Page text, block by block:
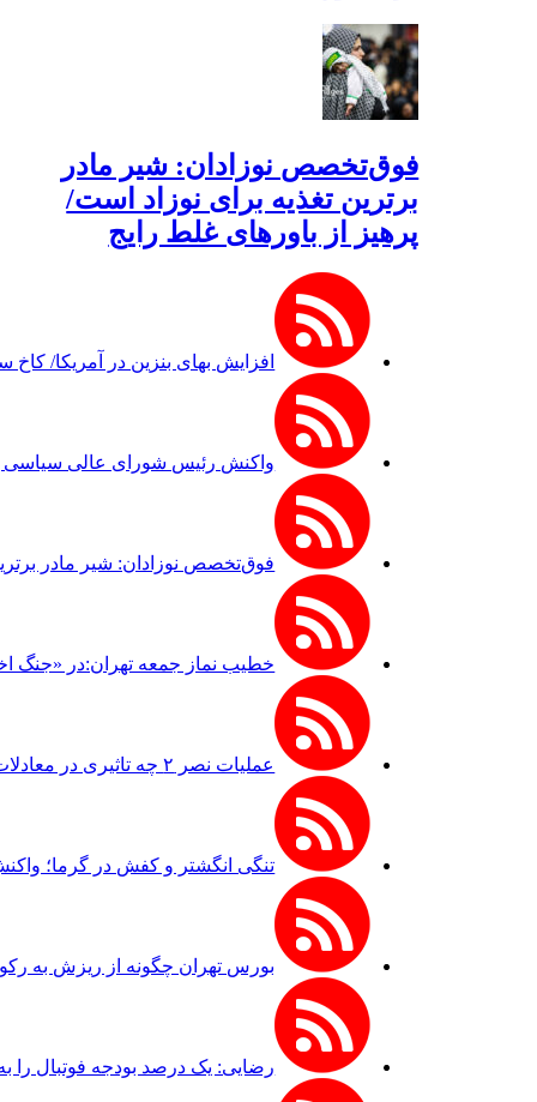
فوق‌تخصص نوزادان: شیر مادر
برترین تغذیه برای نوزاد است/
پرهیز از باورهای غلط رایج
افزایش بهای بنزین در آمریکا/
واکنش رئیس شورای عالی سیاسی
فوق‌تخصص نوزادان: شیر مادر
خطیب نماز جمعه تهران:در «جنگ
عملیات نصر ۲ چه تاثیری در معادلات جنگ داشت؟ *سعدالله زارعی
تنگی انگشتر و کفش در گرما؛
بورس تهران چگونه از ریزش به
رضایی: یک درصد بودجه فوتبال را